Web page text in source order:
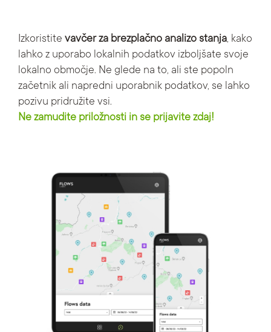
Izkoristite vavčer za brezplačno analizo stanja , kako
lahko z uporabo lokalnih podatkov izboljšate svoje
lokalno območje. Ne glede na to, ali ste popoln
začetnik ali napredni uporabnik podatkov, se lahko
pozivu pridružite vsi.
Ne zamudite priložnosti in se prijavite zdaj!